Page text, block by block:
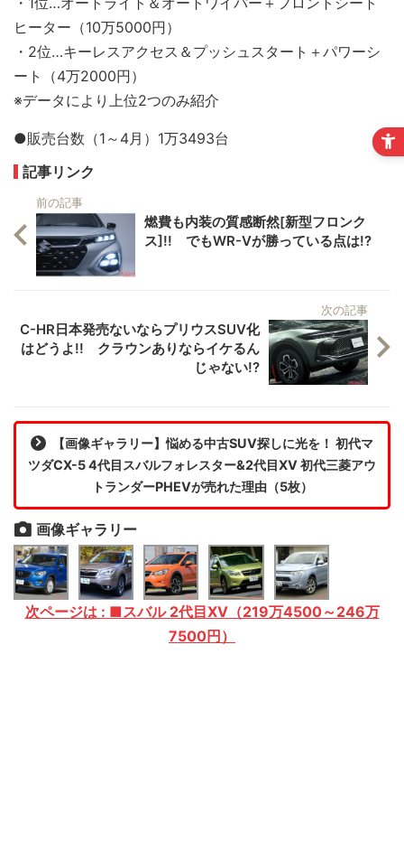
ヒーター（10万5000円）
・2位…キーレスアクセス＆プッシュスタート＋パワーシ
ート（4万2000円）
※データにより上位2つのみ紹介
●販売台数（1～4月）1万3493台
記事リンク
前の記事
燃費も内装の質感断然[新型フロンク
ス]!! でもWR-Vが勝っている点は!?
次の記事
C-HR日本発売ないならプリウスSUV化
はどうよ!! クラウンありならイケるん
じゃない!?
【画像ギャラリー】悩める中古SUV探しに光を！ 初代マ
ツダCX-5 4代目スバルフォレスター&2代目XV 初代三菱アウ
トランダーPHEVが売れた理由（5枚）
画像ギャラリー
次ページは : ■スバル 2代目XV（219万4500～246万
7500円）